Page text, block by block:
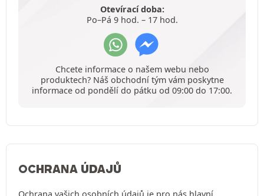
Otevírací doba:
Po–Pá 9 hod. – 17 hod.
Chcete informace o našem webu nebo
produktech? Náš obchodní tým vám poskytne
informace od pondělí do pátku od 09:00 do 17:00.
OCHRANA ÚDAJŮ